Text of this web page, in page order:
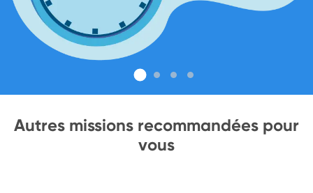
Autres missions recommandées pour
vous